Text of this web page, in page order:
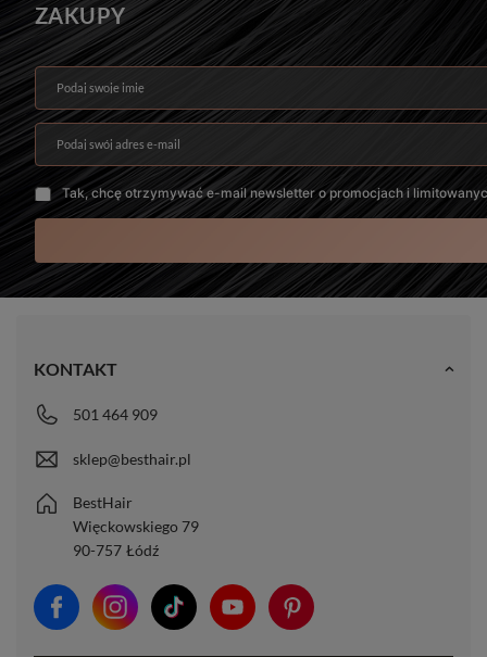
ZAKUPY
Podaj swoje imię
Podaj swój adres e-mail
Tak, chcę otrzymywać e-mail newsletter o promocjach i
KONTAKT
501 464 909
sklep@besthair.pl
BestHair
Więckowskiego 79
90-757 Łódź